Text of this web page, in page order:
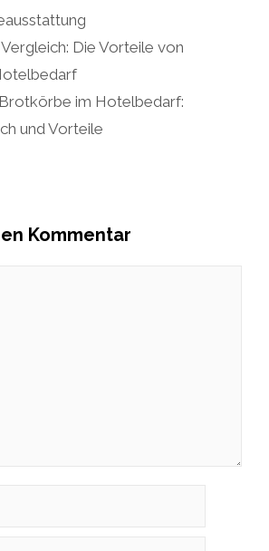
Die Vorteile von
im Hotelbedarf:
und Vorteile
Kommentar